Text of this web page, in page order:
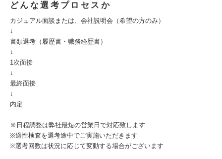
どんな選考プロセスか
カジュアル面談または、会社説明会（希望の方のみ）
↓
書類選考（履歴書・職務経歴書）
↓
1次面接
↓
最終面接
↓
内定
※日程調整は弊社最短の営業日で対応致します
※適性検査を選考途中でご実施いただきます
※選考回数は状況に応じて変動する場合がございます